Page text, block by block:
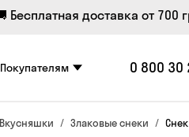
Бесплатная доставка от 700
Покупателям 0 800 30
Вкусняшки Злаковые снеки